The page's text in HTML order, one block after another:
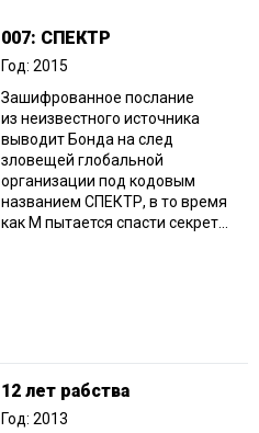
007: СПЕКТР
Год: 2015
Зашифрованное послание
из неизвестного источника
выводит Бонда на след
зловещей глобальной
организации под кодовым
названием СПЕКТР, в то время
как М пытается спасти секрет...
12 лет рабства
Год: 2013